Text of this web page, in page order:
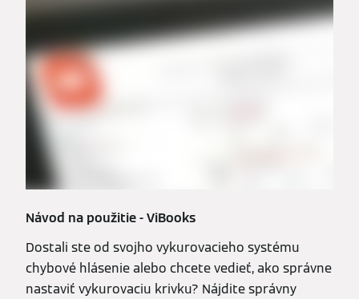
Návod na použitie - ViBooks
Dostali ste od svojho vykurovacieho systému
chybové hlásenie alebo chcete vedieť, ako správne
nastaviť vykurovaciu krivku? Nájdite správny